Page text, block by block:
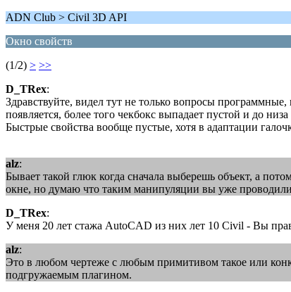
ADN Club > Civil 3D API
Окно свойств
(1/2) > >>
D_TRex:
Здравствуйте, видел тут не только вопросы
появляется, более того чекбокс выпадает пустой и до
Быстрые свойства вообще пустые, хотя в адаптации
alz:
Бывает такой глюк когда сначала выберешь объект, а
окне, но думаю что таким манипуляции вы уже
D_TRex:
У меня 20 лет стажа AutoCAD из них лет 10 Civil - Вы
alz:
Это в любом чертеже с любым примитивом такое или
подгружаемым плагином.